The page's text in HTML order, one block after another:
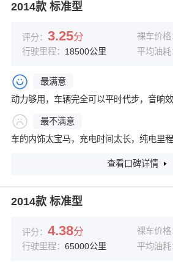
2014款 标准型
评分： 3.25分 裸车价格
行驶里程： 18500公里 平均油耗
最满意
动力够用，车辆完全可以平时代步，音响
最不满意
车的内饰太宝马，充电时间太长，纯电里
查看口碑详情
2014款 标准型
评分： 4.38分 裸车价格
行驶里程： 65000公里 平均油耗